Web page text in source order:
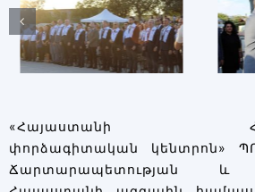
«Հայաստանի
փորձագիտական կենտրոն»
Ճարտարապետության և